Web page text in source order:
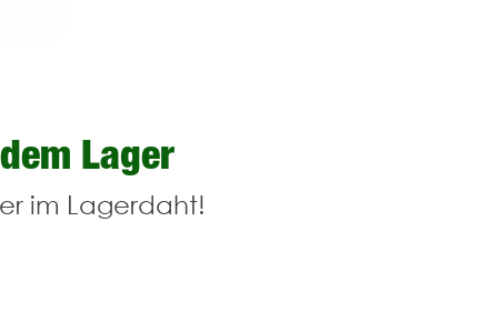
Lager
im Lagerdaht!